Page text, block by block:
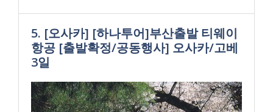
5. [오사카] [하나투어]부산출발 티웨이
항공 [출발확정/공동행사] 오사카/고베
3일